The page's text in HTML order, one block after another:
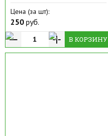
Цена (за шт):
250 руб.
В КОРЗИНУ